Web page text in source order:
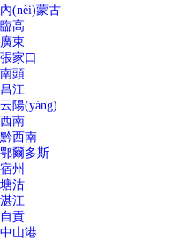
內(nèi)蒙古
臨高
廣東
張家口
南頭
昌江
云陽(yáng)
西南
黔西南
鄂爾多斯
宿州
塘沽
湛江
自貢
中山港